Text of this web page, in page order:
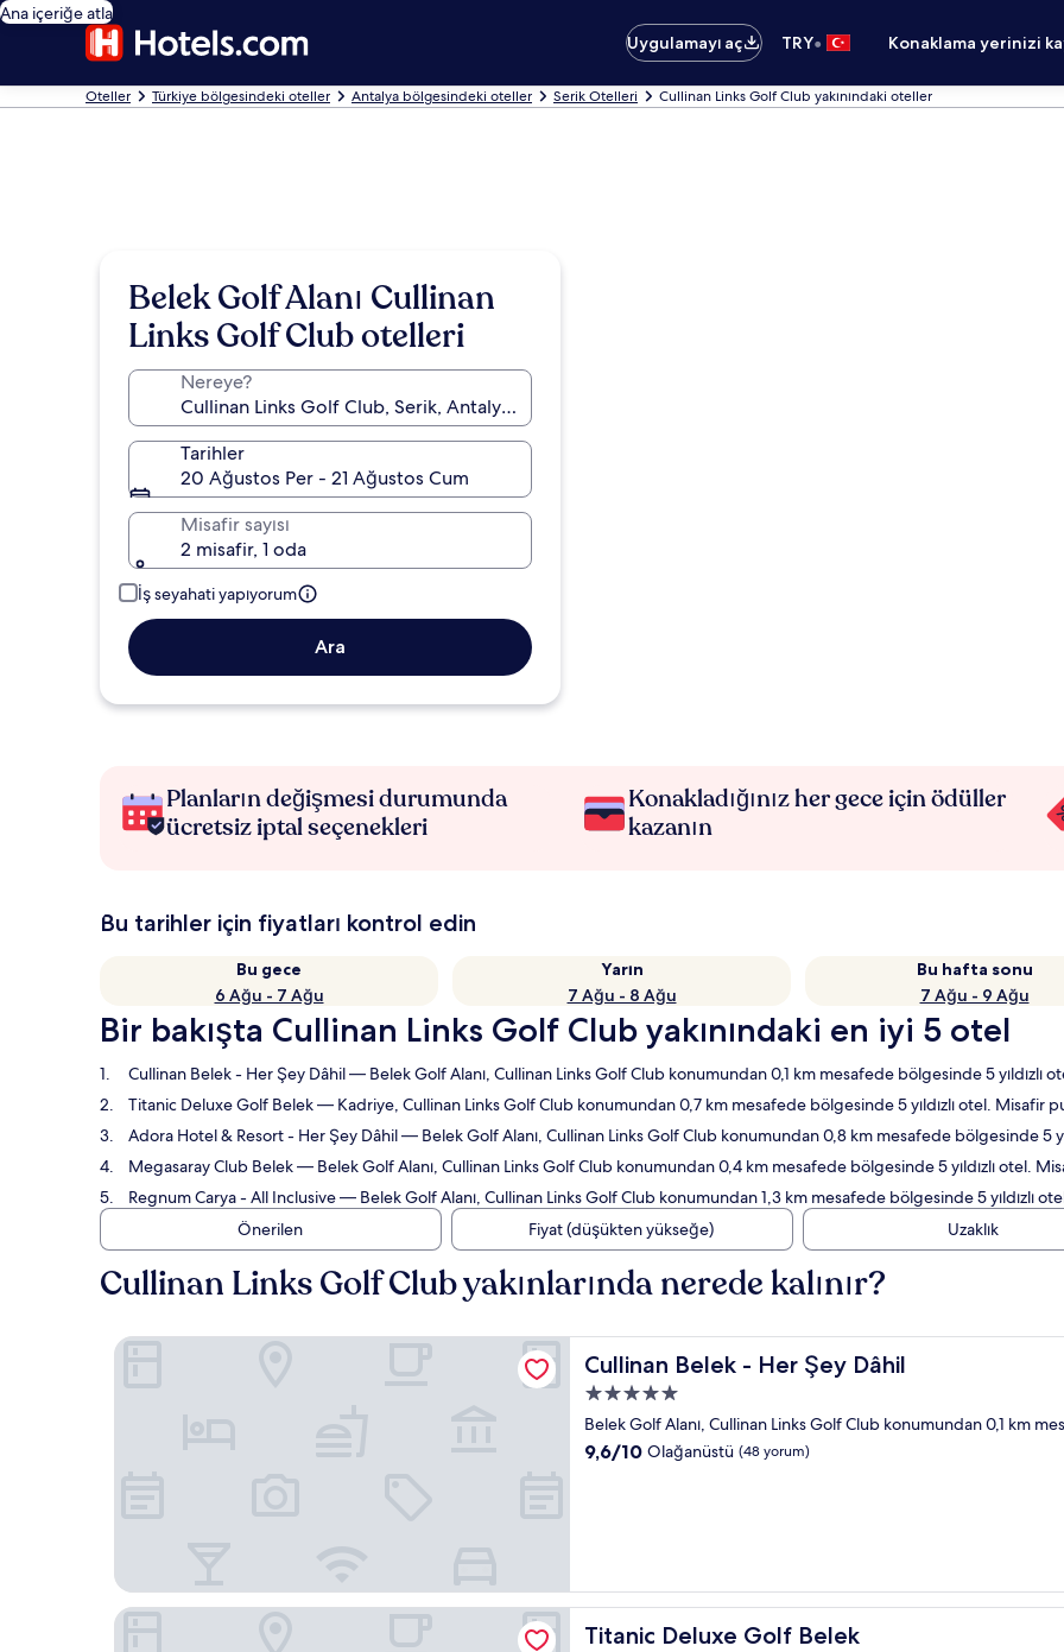
Ana içeriğe atla
Uygulamayı aç
TRY• Konaklama yerinizi
Oteller Türkiye bölgesindeki oteller Antalya bölgesindeki oteller Serik Otelleri Cullinan Links Golf Club yakınındaki oteller
Belek Golf Alanı Cullinan
Links Golf Club otelleri
Nereye?
Tarihler
20 Ağustos Per - 21 Ağustos Cum
Misafir sayısı
2 misafir, 1 oda
İş seyahati yapıyorum
Ara
Planların değişmesi durumunda
ücretsiz iptal seçenekleri
Konakladığınız her gece için ödüller
kazanın
Bu tarihler için fiyatları kontrol edin
Bu gece
6 Ağu - 7 Ağu
Yarın
7 Ağu - 8 Ağu
Bu hafta sonu
7 Ağu - 9 Ağu
Bir bakışta Cullinan Links Golf Club yakınındaki en iyi 5 otel
Cullinan Belek - Her Şey Dâhil— Belek Golf Alanı, Cullinan Links Golf Club konumundan 0,1 km mesafede bölgesinde 5 yıldızlı
Titanic Deluxe Golf Belek— Kadriye, Cullinan Links Golf Club konumundan 0,7 km mesafede bölgesinde 5 yıldızlı otel. Misafir
Adora Hotel & Resort - Her Şey Dâhil— Belek Golf Alanı, Cullinan Links Golf Club konumundan 0,8 km mesafede bölgesinde 5
Megasaray Club Belek— Belek Golf Alanı, Cullinan Links Golf Club konumundan 0,4 km mesafede bölgesinde 5 yıldızlı otel.
Regnum Carya - All Inclusive— Belek Golf Alanı, Cullinan Links Golf Club konumundan 1,3 km mesafede bölgesinde 5 yıldızlı
Önerilen
Fiyat (düşükten yükseğe) Uzaklık
Cullinan Links Golf Club yakınlarında nerede kalınır?
Cullinan Belek - Her Şey Dâhil
Cullinan Belek - Her Şey Dâhil
5.0
yıldızlı
konaklama
Belek Golf Alanı, Cullinan Links Golf Club konumundan 0,1 km
10
9,6/10 Olağanüstü (48 yorum)
Cullinan Belek - Her Şey Dâhil
Titanic Deluxe Golf Belek
Titanic Deluxe Golf Belek
Titanic Deluxe Golf Belek